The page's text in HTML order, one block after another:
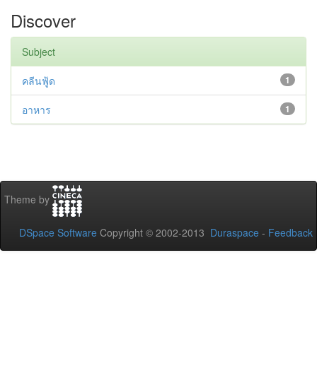
Discover
Subject
1
คลีนฟู้ด
1
อาหาร
Theme by
DSpace Software Copyright © 2002-2013 Duraspace - Feedback